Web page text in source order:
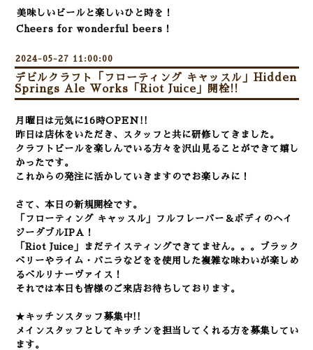
美味しいビールと楽しいひと時を！
Cheers for wonderful beers！
2024-05-27 11:00:00
デビルクラフト「フローティング キャッスル」Hidden
Springs Ale Works「Riot Juice」開栓!!
月曜日は元気に16時OPEN!!
昨日は店休をいただき、スタッフと共に研修してきました。
クラフトビールを楽しんでいる方々を沢山見ることができて嬉し
かったです。
これからの発注に活かしていきますのでお楽しみに！
さて、本日の新規開栓です。
「フローティング キャッスル」フルフレーバー＆ボディのヘイ
ジーダブルIPA！
「Riot Juice」まだテイスティングできてません。。。ブラック
ベリーやライム・バニラなどをを使用した複雑な味わいが楽しめ
るベルリナーヴァイス！
それでは本日も皆様のご来店お待ちしております。
★キッチンスタッフ募集中!!
メインスタッフとしてキッチンを担当してくれる方を募集してい
ます。